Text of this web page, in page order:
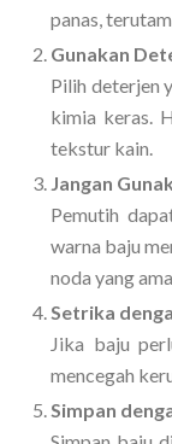
panas,
Gunakan
Pilih deterjen
kimia keras.
tekstur kain.
Jangan
Pemutih
warna baju
noda yang
Setrika
Jika baju
mencegah
Simpan